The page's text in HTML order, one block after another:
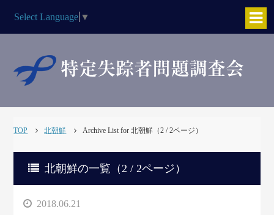
Select Language ▼
TOP 北朝鮮 Archive List for 北朝鮮（2 / 2ページ）
北朝鮮の一覧（2 / 2ページ）
2018.06.21